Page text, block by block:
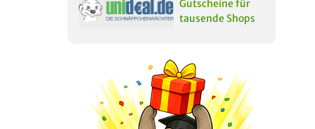
Gutscheine für
tausende Shops